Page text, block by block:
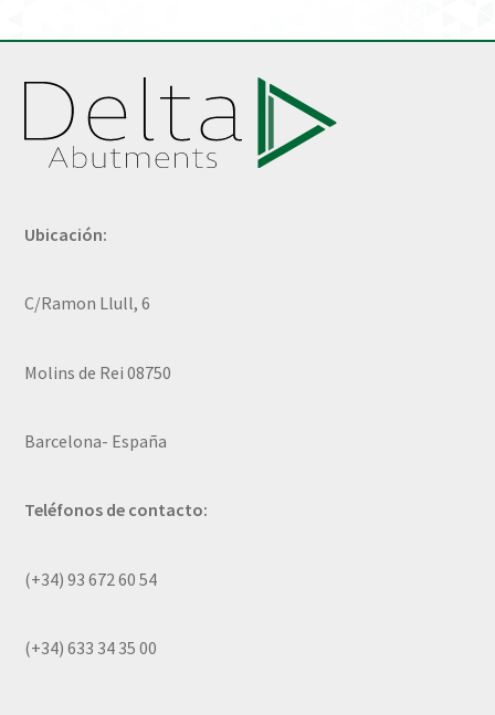
Ubicación:
C/Ramon Llull, 6
Molins de Rei 08750
Barcelona- España
Teléfonos de contacto:
(+34) 93 672 60 54
(+34) 633 34 35 00